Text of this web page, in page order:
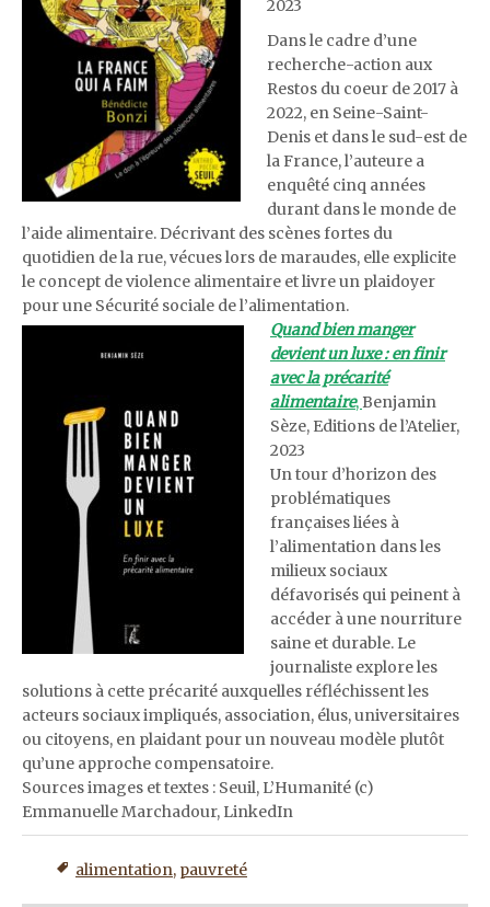
2023
Dans le cadre d’une
recherche-action aux
Restos du coeur de 2017 à
2022, en Seine-Saint-
Denis et dans le sud-est de
la France, l’auteure a
enquêté cinq années
durant dans le monde de
l’aide alimentaire. Décrivant des scènes fortes du
quotidien de la rue, vécues lors de maraudes, elle explicite
le concept de violence alimentaire et livre un plaidoyer
pour une Sécurité sociale de l’alimentation.
Quand bien manger
devient un luxe : en finir
avec la précarité
alimentaire, Benjamin
Sèze, Editions de l’Atelier,
2023
Un tour d’horizon des
problématiques
françaises liées à
l’alimentation dans les
milieux sociaux
défavorisés qui peinent à
accéder à une nourriture
saine et durable. Le
journaliste explore les
solutions à cette précarité auxquelles réfléchissent les
acteurs sociaux impliqués, association, élus, universitaires
ou citoyens, en plaidant pour un nouveau modèle plutôt
qu’une approche compensatoire.
Sources images et textes : Seuil, L’Humanité (c)
Emmanuelle Marchadour, LinkedIn
alimentation, pauvreté